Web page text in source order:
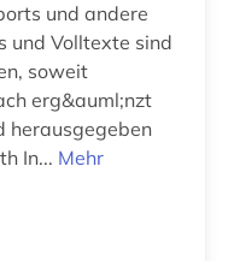
und andere
und Volltexte sind
soweit
erg&auml;nzt
herausgegeben
In... Mehr